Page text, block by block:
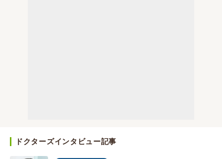
ドクターズインタビュー記事